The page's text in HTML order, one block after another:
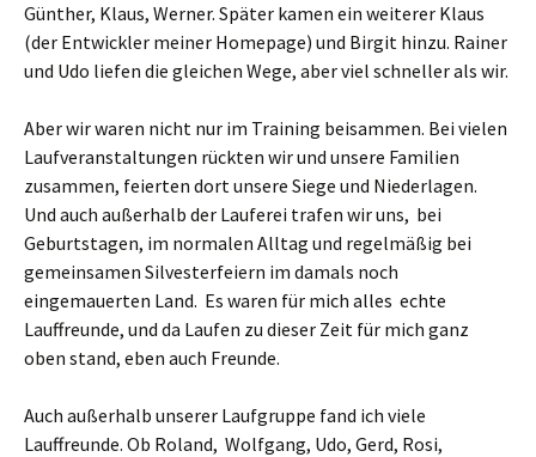
Günther, Klaus, Werner. Später kamen ein weiterer Klaus
(der Entwickler meiner Homepage) und Birgit hinzu. Rainer
und Udo liefen die gleichen Wege, aber viel schneller als wir.
Aber wir waren nicht nur im Training beisammen. Bei vielen
Laufveranstaltungen rückten wir und unsere Familien
zusammen, feierten dort unsere Siege und Niederlagen.
Und auch außerhalb der Lauferei trafen wir uns, bei
Geburtstagen, im normalen Alltag und regelmäßig bei
gemeinsamen Silvesterfeiern im damals noch
eingemauerten Land. Es waren für mich alles echte
Lauffreunde, und da Laufen zu dieser Zeit für mich ganz
oben stand, eben auch Freunde.
Auch außerhalb unserer Laufgruppe fand ich viele
Lauffreunde. Ob Roland, Wolfgang, Udo, Gerd, Rosi,